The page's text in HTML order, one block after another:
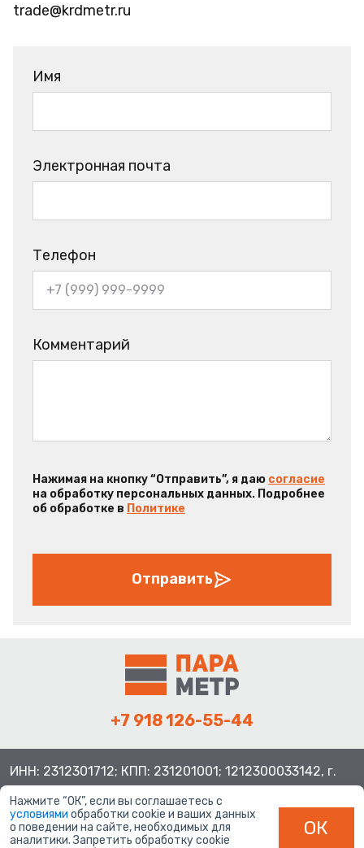
trade@krdmetr.ru
Имя
Электронная почта
Телефон
Комментарий
Нажимая на кнопку “Отправить”, я даю согласие
на обработку персональных данных. Подробнее
об обработке в Политике
Отправить
+7 918 126-55-44
ИНН: 2312301712; КПП: 231201001; 1212300033142, г.
Краснодар ул. Просторная, 21, индекс 350080
Нажмите “ОК”, если вы соглашаетесь с
условиями обработки cookie и ваших данных
о поведении на сайте, необходимых для
аналитики. Запретить обработку cookie
ОК